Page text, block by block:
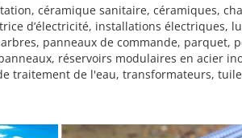
céramique sanitaire, céramiques,
d’électricité, installations électriques,
panneaux de commande, parquet,
réservoirs modulaires en acier
traitement de l'eau, transformateurs,